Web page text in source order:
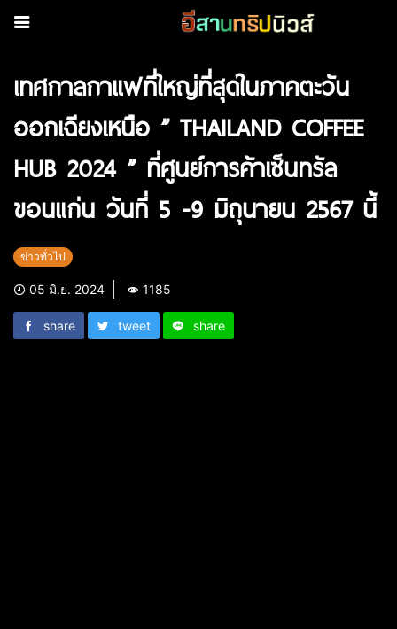
เทศกาลกาแฟที่ใหญ่ที่สุดในภาคตะวัน
ออกเฉียงเหนือ ” THAILAND COFFEE
HUB 2024 ” ที่ศูนย์การค้าเซ็นทรัล
ขอนแก่น วันที่ 5 -9 มิถุนายน 2567 นี้
ข่าวทั่วไป
05 มิ.ย. 2024 1185
share tweet share